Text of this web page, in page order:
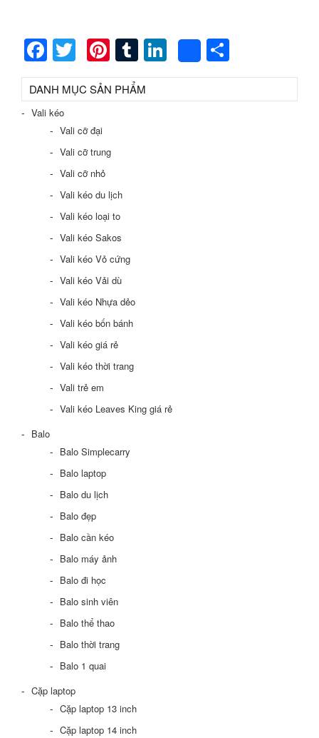
Facebook
TwitterPinterest
TumblrLinkedIn
Share
DANH MỤC SẢN PHẨM
Vali kéo
Vali cỡ đại
Vali cỡ trung
Vali cỡ nhỏ
Vali kéo du lịch
Vali kéo loại to
Vali kéo Sakos
Vali kéo Vỏ cứng
Vali kéo Vải dù
Vali kéo Nhựa dẻo
Vali kéo bốn bánh
Vali kéo giá rẻ
Vali kéo thời trang
Vali trẻ em
Vali kéo Leaves King giá rẻ
Balo
Balo Simplecarry
Balo laptop
Balo du lịch
Balo đẹp
Balo cần kéo
Balo máy ảnh
Balo đi học
Balo sinh viên
Balo thể thao
Balo thời trang
Balo 1 quai
Cặp laptop
Cặp laptop 13 inch
Cặp laptop 14 inch